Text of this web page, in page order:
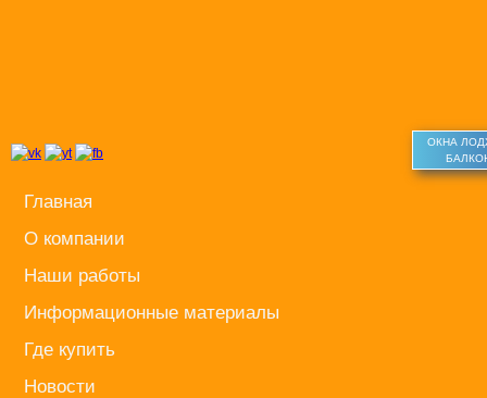
ОКНА
Главная
О компании
Наши работы
Информационные материалы
Где купить
Новости